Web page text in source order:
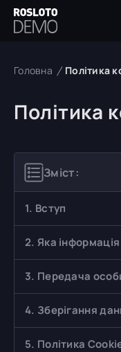
Головна Політика
Політика
Зміст:
1. Вступ
2. Яка
3. Передача
4. Зберігання
5. Політика